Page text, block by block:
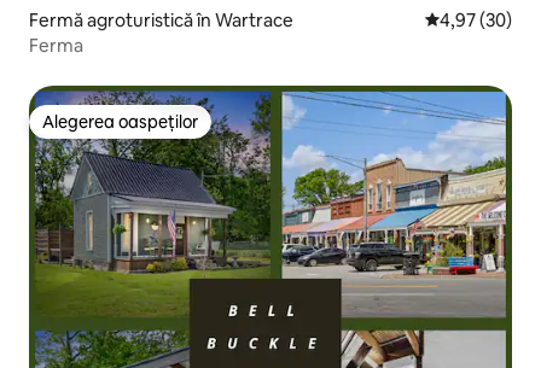
Fermă agroturistică în Wartrace Scor mediu
4,97 (30)
Ferma
Alegerea oaspeților
Alegerea oaspeților